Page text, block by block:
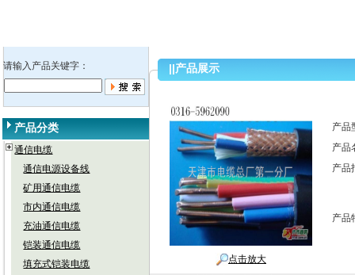
请输入产品关键字：
产品分类
通信电缆
通信电源设备线
矿用通信电缆
市内通信电缆
充油通信电缆
铠装通信电缆
填充式铠装电缆
||产品展示
点击放大
产品
产品
产品
产品